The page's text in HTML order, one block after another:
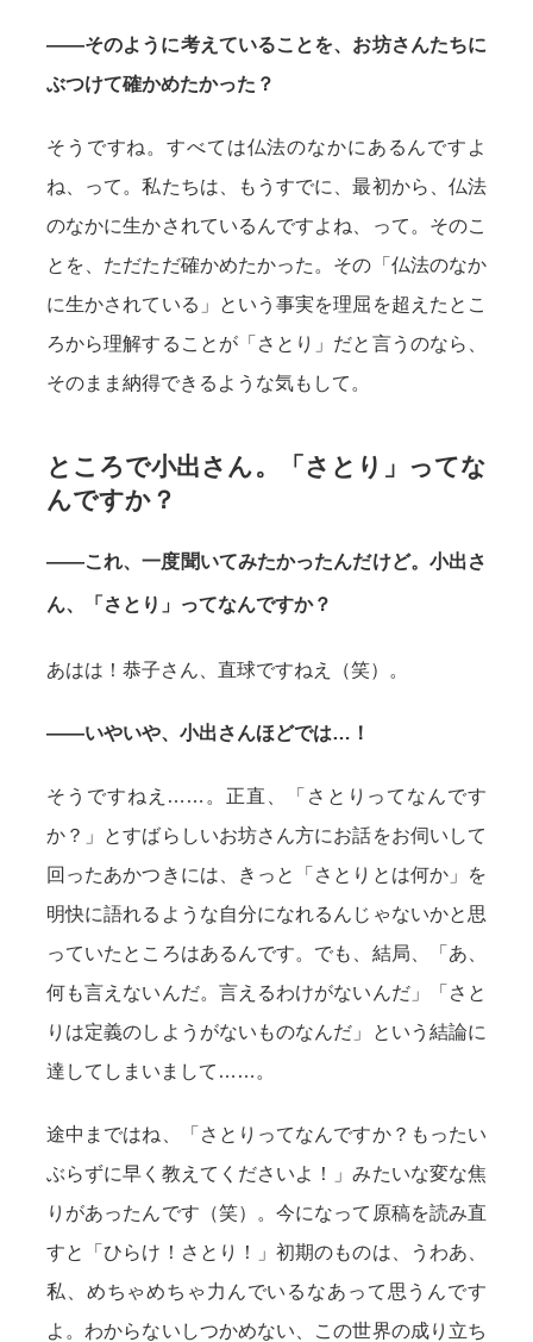
——そのように考えていることを、お坊さんたちに
ぶつけて確かめたかった？
そうですね。すべては仏法のなかにあるんですよ
ね、って。私たちは、もうすでに、最初から、仏法
のなかに生かされているんですよね、って。そのこ
とを、ただただ確かめたかった。その「仏法のなか
に生かされている」という事実を理屈を超えたとこ
ろから理解することが「さとり」だと言うのなら、
そのまま納得できるような気もして。
ところで小出さん。「さとり」ってな
んですか？
——これ、一度聞いてみたかったんだけど。小出さ
ん、「さとり」ってなんですか？
あはは！恭子さん、直球ですねえ（笑）。
——いやいや、小出さんほどでは…！
そうですねえ……。正直、「さとりってなんです
か？」とすばらしいお坊さん方にお話をお伺いして
回ったあかつきには、きっと「さとりとは何か」を
明快に語れるような自分になれるんじゃないかと思
っていたところはあるんです。でも、結局、「あ、
何も言えないんだ。言えるわけがないんだ」「さと
りは定義のしようがないものなんだ」という結論に
達してしまいまして……。
途中まではね、「さとりってなんですか？もったい
ぶらずに早く教えてくださいよ！」みたいな変な焦
りがあったんです（笑）。今になって原稿を読み直
すと「ひらけ！さとり！」初期のものは、うわあ、
私、めちゃめちゃ力んでいるなあって思うんです
よ。わからないしつかめない、この世界の成り立ち